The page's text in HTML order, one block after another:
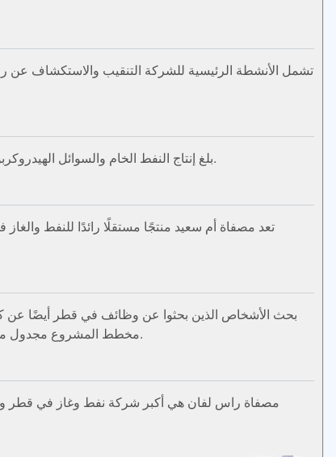
تشمل الأنشطة الرئيسية للشركة التنقيب والاستكشاف عن
بلغ إنتاج النفط الخام والسوائل الهيدروكربونية 202.8 مليون طن متري في عام 2016. تعد مصفاة رأس لفان رائدة صناعة البترول في قطر وأكبر شركة بترول عامة في العالم.
تعد مصفاة أم سعيد منتجًا مستقلًا رائدًا للنفط
بحث الأشخاص الذين بحثوا عن وظائف في قطر أيضًا عن
مخطط المشروع مجدول مراقب خطوط الأنابيب مهندس الحفر مدير منصات الحفر. إذا كنت تحصل على نتائج قليلة، فحاول استخدام مصطلح بحث أكثر عمومية.
مصفاة راس لفان هي أكبر شركة نفط وغاز في قطر